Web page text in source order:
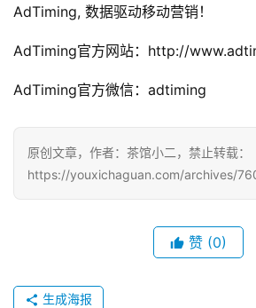
戏
2
0
5
第
十
AdTiming, 数据驱动移动营销！
AdTiming官方网站：http://
AdTiming官方微信：adtiming
原创文章，作者：茶馆小二，禁止转载：
https://youxichaguan.com/archives/
赞 (0)
生成海报